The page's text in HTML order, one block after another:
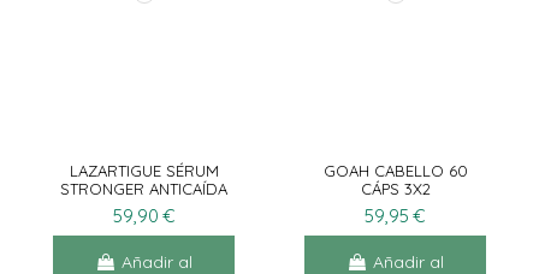
LAZARTIGUE SÉRUM
STRONGER ANTICAÍDA
50 ML
59,90 €
Añadir al
GOAH CABELLO 60
CÁPS 3X2
59,95 €
Añadir al